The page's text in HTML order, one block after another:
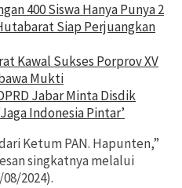
400 Siswa Hanya Punya 2
Siap Perjuangkan
Kawal Sukses Porprov XV
Mukti
Jabar Minta Disdik
Indonesia Pintar’
Ketum PAN. Hapunten,”
singkatnya melalui
2024).